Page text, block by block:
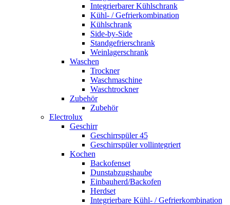
Integrierbarer Kühlschrank
Kühl- / Gefrierkombination
Kühlschrank
Side-by-Side
Standgefrierschrank
Weinlagerschrank
Waschen
Trockner
Waschmaschine
Waschtrockner
Zubehör
Zubehör
Electrolux
Geschirr
Geschirrspüler 45
Geschirrspüler vollintegriert
Kochen
Backofenset
Dunstabzugshaube
Einbauherd/Backofen
Herdset
Integrierbare Kühl- / Gefrierkombination